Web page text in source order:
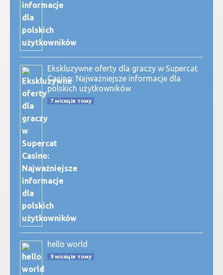
Ekskluzywne oferty dla graczy w Supercat
Casino: Najważniejsze informacje dla
polskich użytkowników
7 місяців тому
hello world
9 місяців тому